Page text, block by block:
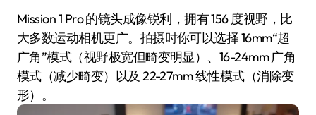
Mission 1 Pro 的镜头成像锐利，拥有 156 度视野，比
大多数运动相机更广。拍摄时你可以选择 16mm“超
广角”模式（视野极宽但畸变明显）、16-24mm 广角
模式（减少畸变）以及 22-27mm 线性模式（消除变
形）。